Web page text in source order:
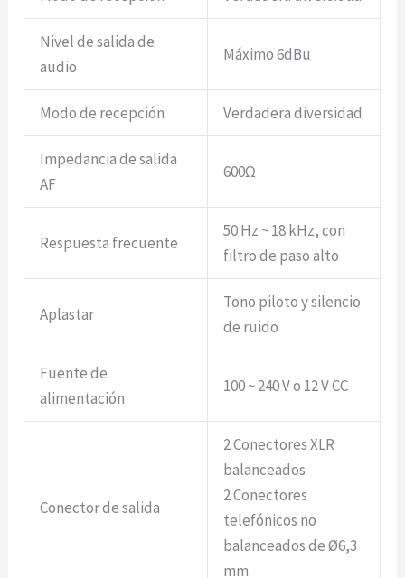
Nivel de salida de
audio
Máximo 6dBu
Modo de recepción Verdadera diversidad
Impedancia de salida
AF
600Ω
Respuesta frecuente
50 Hz ~ 18 kHz, con
filtro de paso alto
Aplastar
Tono piloto y silencio
de ruido
Fuente de
alimentación
100 ~ 240 V o 12 V CC
Conector de salida
2 Conectores XLR
balanceados
2 Conectores
telefónicos no
balanceados de Ø6,3
mm